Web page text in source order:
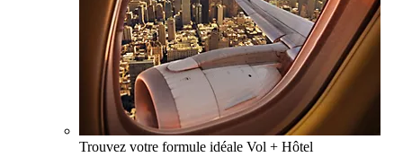
Trouvez votre formule idéale Vol + Hôtel